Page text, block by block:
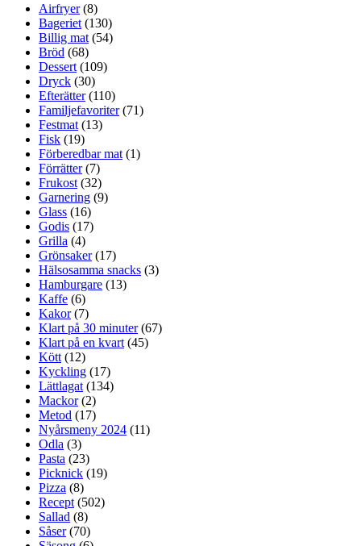
Airfryer(8)
Bageriet (130)
Billig mat (54)
Bröd (68)
Dessert (109)
Dryck (30)
Efterätter(110)
Familjefavoriter(71)
Festmat (13)
Fisk (19)
Förberedbar mat (1)
Förrätter(7)
Frukost (32)
Garnering (9)
Glass (16)
Godis (17)
Grilla (4)
Grönsaker(17)
Hälsosamma snacks (3)
Hamburgare (13)
Kaffe (6)
Kakor(7)
Klart på 30 minuter(67)
Klart på en kvart (45)
Kött (12)
Kyckling (17)
Lättlagat (134)
Mackor(2)
Metod (17)
Nyårsmeny 2024 (11)
Odla (3)
Pasta (23)
Picknick (19)
Pizza (8)
Recept (502)
Sallad (8)
Såser(70)